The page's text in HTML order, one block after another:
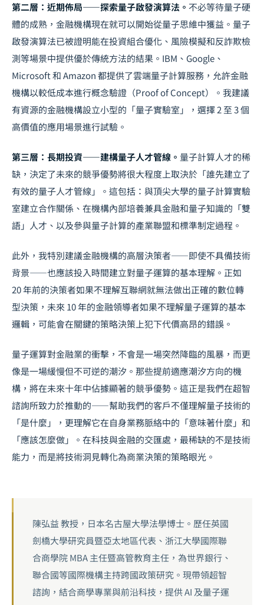
第二層：近期佈局——探索量子啟發演算法。 不必等待量子硬
體的成熟，金融機構現在就可以開始從量子思維中獲益。量子
啟發演算法已被證明能在投資組合優化、風險模擬和反詐欺檢
測等場景中提供優於傳統方法的結果。IBM、Google、
Microsoft 和 Amazon 都提供了雲端量子計算服務，允許金融
機構以較低成本進行概念驗證（Proof of Concept）。我建議
有資源的金融機構設立小型的「量子實驗室」，選擇 2 至 3 個
高價值的應用場景進行試驗。
第三層：長期投資——建構量子人才管線。 量子計算人才的稀
缺，決定了未來的競爭優勢將很大程度上取決於「誰先建立了
有效的量子人才管線」。這包括：與頂尖大學的量子計算實驗
室建立合作關係、在機構內部培養兼具金融和量子知識的「雙
語」人才、以及參與量子計算的產業聯盟和標準制定過程。
此外，我特別建議金融機構的高層決策者——即使不具備技術
背景——也應該投入時間建立對量子運算的基本理解。正如
20 年前的決策者如果不理解互聯網就無法做出正確的數位轉
型決策，未來 10 年的金融領導者如果不理解量子運算的基本
邏輯，可能會在關鍵的策略決策上犯下代價高昂的錯誤。
量子運算對金融業的衝擊，不會是一場突然降臨的風暴，而更
像是一場緩慢但不可逆的潮汐。那些提前適應潮汐方向的機
構，將在未來十年中佔據顯著的競爭優勢。這正是我們在超智
諮詢所致力於推動的——幫助我們的客戶不僅理解量子技術的
「是什麼」，更理解它在自身業務脈絡中的「意味著什麼」和
「應該怎麼做」。在科技與金融的交匯處，最稀缺的不是技術
能力，而是將技術洞見轉化為商業決策的策略眼光。
陳弘益 教授，日本名古屋大學法學博士。歷任英國
劍橋大學研究員暨亞太地區代表、浙江大學國際聯
合商學院 MBA 主任暨高管教育主任，為世界銀行、
聯合國等國際機構主持跨國政策研究。現帶領超智
諮詢，結合商學專業與前沿科技，提供 AI 及量子運